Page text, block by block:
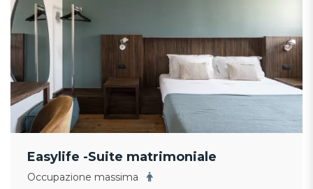
Easylife -Suite matrimoniale
Occupazione massima